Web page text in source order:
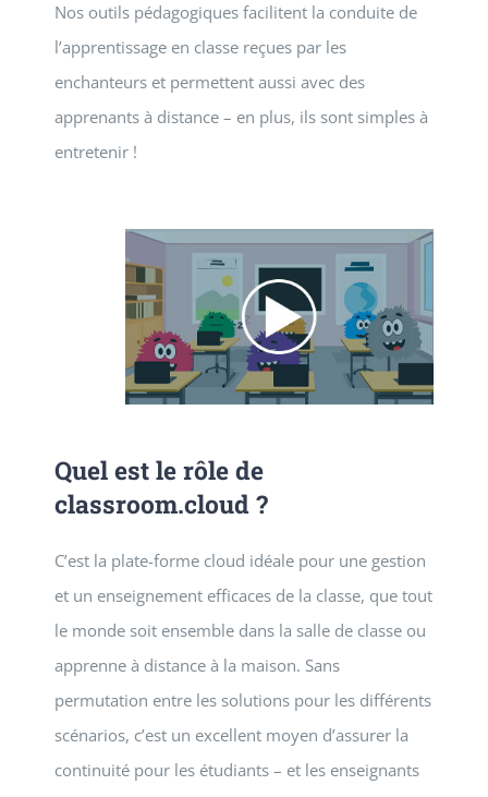
Nos outils pédagogiques facilitent la conduite de
l’apprentissage en classe reçues par les
enchanteurs et permettent aussi avec des
apprenants à distance – en plus, ils sont simples à
entretenir !
Quel est le rôle de
classroom.cloud ?
C’est la plate-forme cloud idéale pour une gestion
et un enseignement efficaces de la classe, que tout
le monde soit ensemble dans la salle de classe ou
apprenne à distance à la maison. Sans
permutation entre les solutions pour les différents
scénarios, c’est un excellent moyen d’assurer la
continuité pour les étudiants – et les enseignants